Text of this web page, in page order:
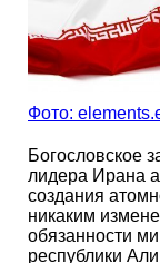
Фото:
Богословское
лидера Ирана
создания
никаким
обязанности
республики